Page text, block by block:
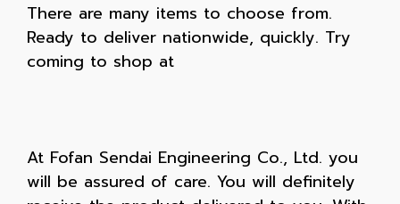
There are many items to choose from.
Ready to deliver nationwide, quickly. Try
coming to shop at
At Fofan Sendai Engineering Co., Ltd. you
will be assured of care. You will definitely